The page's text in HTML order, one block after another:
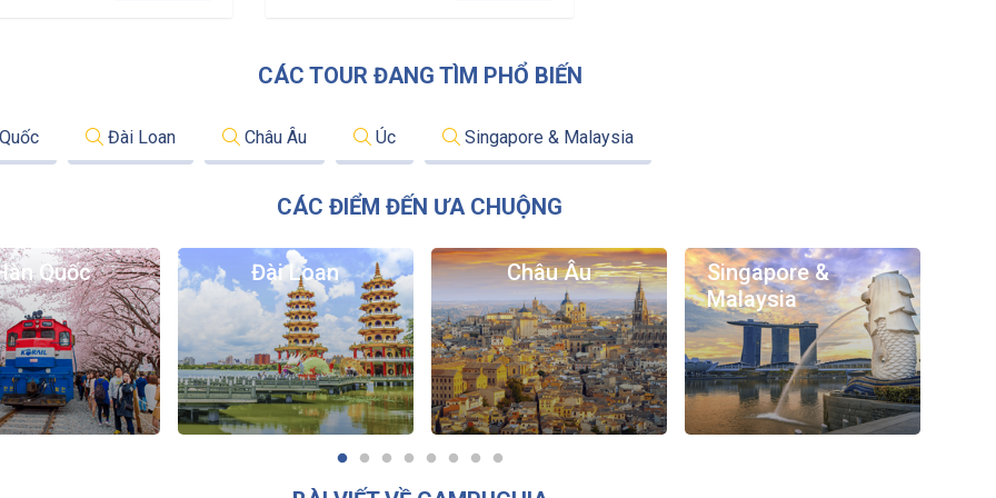
CÁC TOUR ĐANG TÌM PHỔ BIẾN
Đài Loan Châu Âu Úc Singapore & Malaysia
CÁC ĐIỂM ĐẾN ƯA CHUỘNG
Quốc Đài Loan Châu Âu
Singapore &
Malaysia